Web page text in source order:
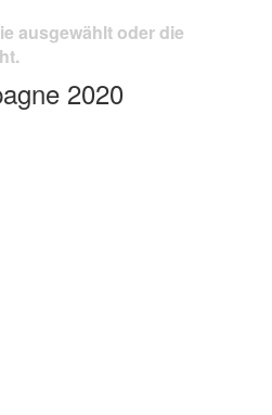
ausgewählt oder die
2020